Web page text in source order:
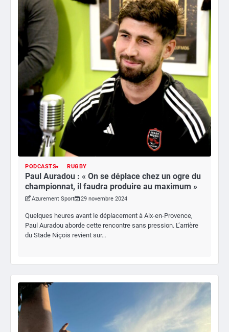
PODCASTS RUGBY
Paul Auradou : « On se déplace chez un ogre du
championnat, il faudra produire au maximum »
Azurement Sport 29 novembre 2024
Quelques heures avant le déplacement à Aix-en-Provence,
Paul Auradou aborde cette rencontre sans pression. L’arrière
du Stade Niçois revient sur…